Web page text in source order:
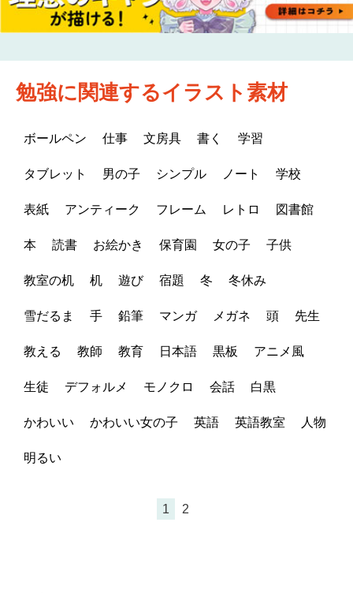
勉強に関連するイラスト素材
ボールペン 仕事 文房具 書く 学習
タブレット 男の子 シンプル ノート 学校
表紙 アンティーク フレーム レトロ 図書館
本 読書 お絵かき 保育園 女の子 子供
教室の机 机 遊び 宿題 冬 冬休み
雪だるま 手 鉛筆 マンガ メガネ 頭 先生
教える 教師 教育 日本語 黒板 アニメ風
生徒 デフォルメ モノクロ 会話 白黒
かわいい かわいい女の子 英語 英語教室 人物
明るい
1 2